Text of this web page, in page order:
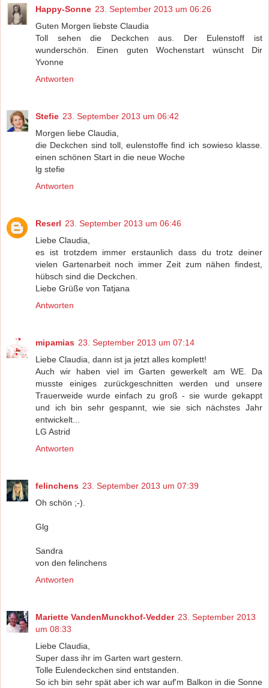
Happy-Sonne 23. September 2013 um 06:26
Guten Morgen liebste Claudia
Toll sehen die Deckchen aus. Der Eulenstoff ist
wunderschön. Einen guten Wochenstart wünscht Dir
Yvonne
Antworten
Stefie 23. September 2013 um 06:42
Morgen liebe Claudia,
die Deckchen sind toll, eulenstoffe find ich sowieso klasse.
einen schönen Start in die neue Woche
lg stefie
Antworten
Reserl 23. September 2013 um 06:46
Liebe Claudia,
es ist trotzdem immer erstaunlich dass du trotz deiner
vielen Gartenarbeit noch immer Zeit zum nähen findest,
hübsch sind die Deckchen.
Liebe Grüße von Tatjana
Antworten
mipamias 23. September 2013 um 07:14
Liebe Claudia, dann ist ja jetzt alles komplett!
Auch wir haben viel im Garten gewerkelt am WE. Da
musste einiges zurückgeschnitten werden und unsere
Trauerweide wurde einfach zu groß - sie wurde gekappt
und ich bin sehr gespannt, wie sie sich nächstes Jahr
entwickelt...
LG Astrid
Antworten
felinchens 23. September 2013 um 07:39
Oh schön ;-).
Glg
Sandra
von den felinchens
Antworten
Mariette VandenMunckhof-Vedder 23. September 2013
um 08:33
Liebe Claudia,
Super dass ihr im Garten wart gestern.
Tolle Eulendeckchen sind entstanden.
So ich bin sehr spät aber ich war auf'm Balkon in die Sonne